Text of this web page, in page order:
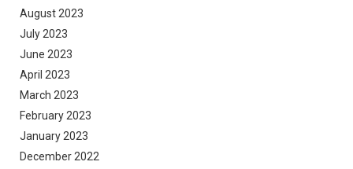
August 2023
July 2023
June 2023
April 2023
March 2023
February 2023
January 2023
December 2022